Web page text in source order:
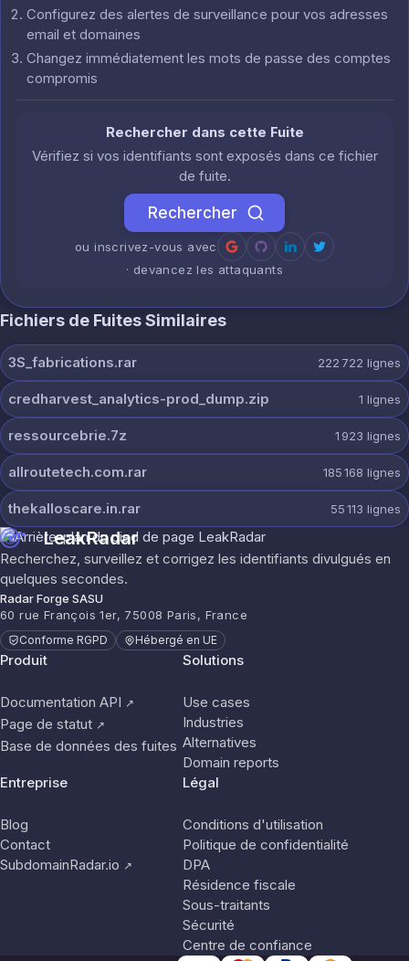
Configurez des alertes de surveillance pour vos adresses
email et domaines
Changez immédiatement les mots de passe des comptes
compromis
Rechercher dans cette Fuite
Vérifiez si vos identifiants sont exposés dans ce fichier
de fuite.
Rechercher
ou inscrivez-vous avec
· devancez les attaquants
Fichiers de Fuites Similaires
3S_fabrications.rar 222 722 lignes
credharvest_analytics-prod_dump.zip 1 lignes
ressourcebrie.7z 1 923 lignes
allroutetech.com.rar 185 168 lignes
thekalloscare.in.rar 55 113 lignes
LeakRadar
Recherchez, surveillez et corrigez les identifiants divulgués en
quelques secondes.
Radar Forge SASU
60 rue François 1er, 75008 Paris, France
Conforme RGPD Hébergé en UE
Produit
Documentation API ↗
Page de statut ↗
Base de données des fuites
Solutions
Use cases
Industries
Alternatives
Domain reports
Entreprise
Blog
Contact
SubdomainRadar.io ↗
Légal
Conditions d'utilisation
Politique de confidentialité
DPA
Résidence fiscale
Sous-traitants
Sécurité
Centre de confiance